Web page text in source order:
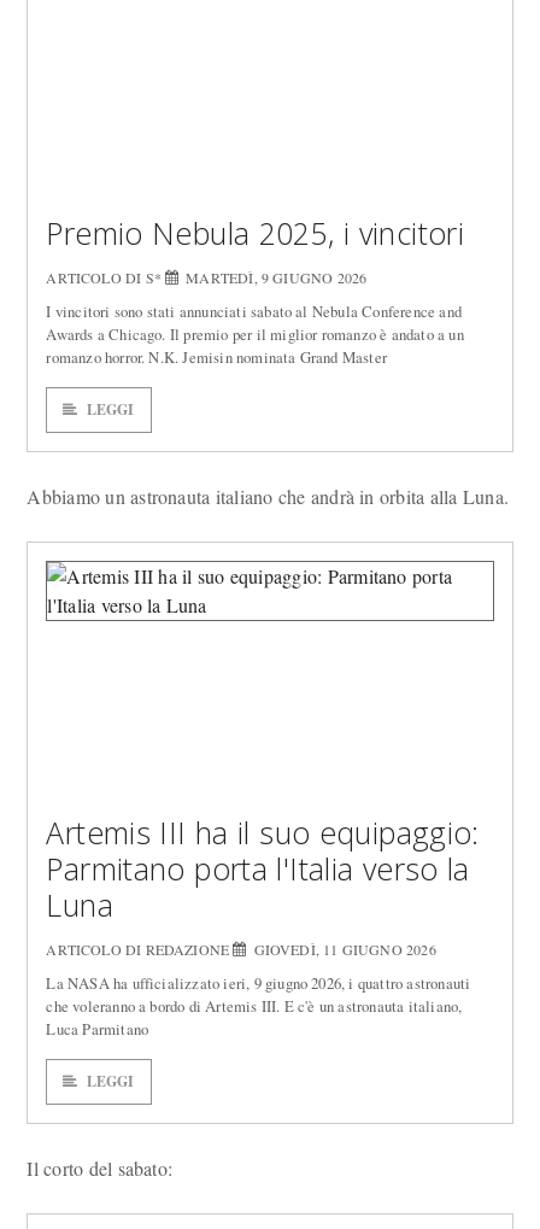
Premio Nebula 2025, i vincitori
ARTICOLO DI S* MARTEDÌ, 9 GIUGNO 2026
I vincitori sono stati annunciati sabato al Nebula Conference and
Awards a Chicago. Il premio per il miglior romanzo è andato a un
romanzo horror. N.K. Jemisin nominata Grand Master
LEGGI
Abbiamo un astronauta italiano che andrà in orbita alla Luna.
Artemis III ha il suo equipaggio:
Parmitano porta l'Italia verso la
Luna
ARTICOLO DI REDAZIONE GIOVEDÌ, 11 GIUGNO 2026
La NASA ha ufficializzato ieri, 9 giugno 2026, i quattro astronauti
che voleranno a bordo di Artemis III. E c'è un astronauta italiano,
Luca Parmitano
LEGGI
Il corto del sabato: